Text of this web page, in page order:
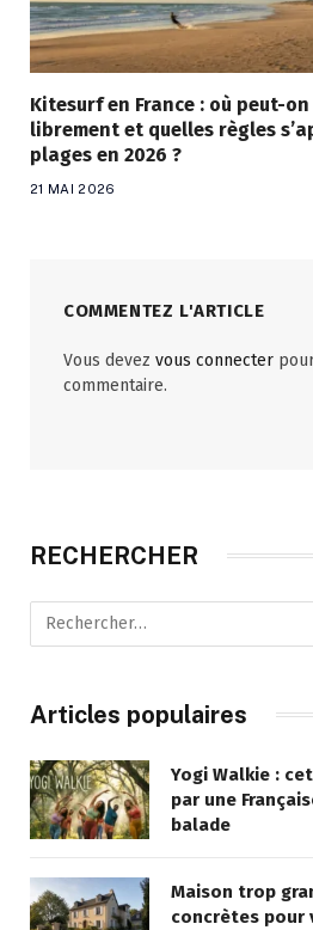
Kitesurf en France : où peut-
librement et quelles règles
plages en 2026 ?
21 MAI 2026
COMMENTEZ L'ARTICLE
Vous devez vous connecter
commentaire.
RECHERCHER
Articles populaires
Yogi Walkie :
par une
balade
Maison trop
concrètes pour